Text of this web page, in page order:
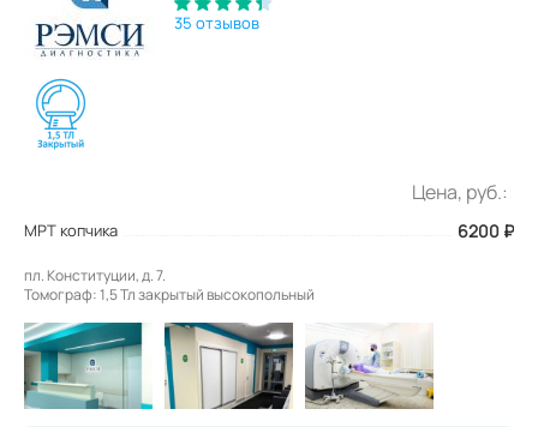
35 отзывов
Цена, руб.:
МРТ копчика 6200 ₽
пл. Конституции, д. 7.
Томограф: 1,5 Тл закрытый высокопольный